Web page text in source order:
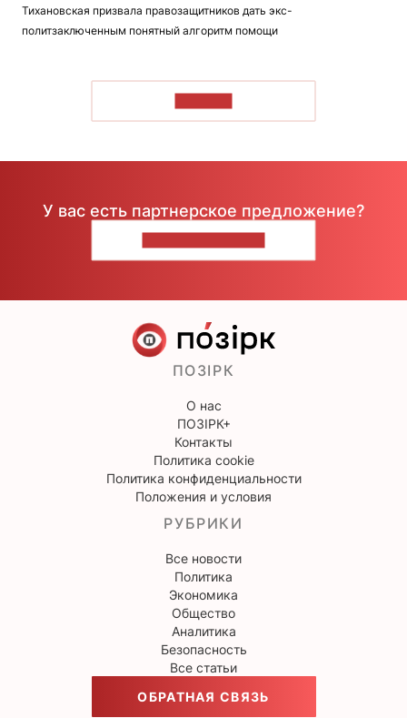
Тихановская призвала правозащитников дать экс-
политзаключенным понятный алгоритм помощи
У вас есть партнерское предложение?
ПОЗІРК
О нас
ПОЗІРК+
Контакты
Политика cookie
Политика конфиденциальности
Положения и условия
РУБРИКИ
Все новости
Политика
Экономика
Общество
Аналитика
Безопасность
Все статьи
ОБРАТНАЯ СВЯЗЬ